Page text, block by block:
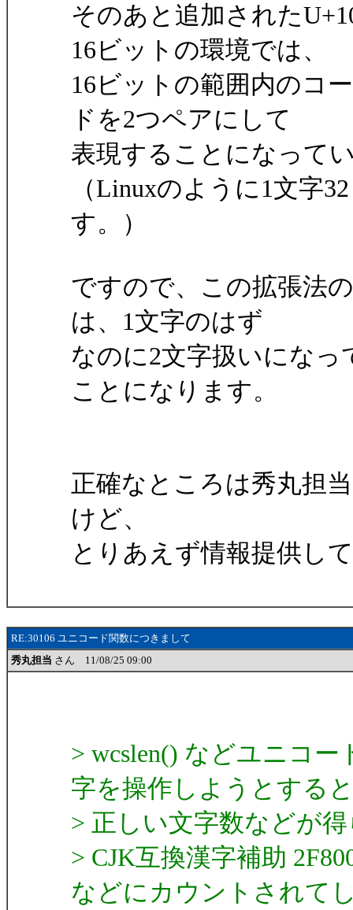
そのあと追加された
16ビットの環境では、
16ビットの範囲内のコ
ドを2つペアにして
表現することになって
（Linuxのように1文字
す。）
ですので、この拡張法
は、1文字のはず
なのに2文字扱いにな
ことになります。
正確なところは秀丸担
けど、
とりあえず情報提供し
RE:30106 ユニコード関数につきまして
秀丸担当 さん 11/08/25 09:00
> wcslen() などユニコ
字を操作しようとする
> 正しい文字数などが
> CJK互換漢字補助
などにカウントされて